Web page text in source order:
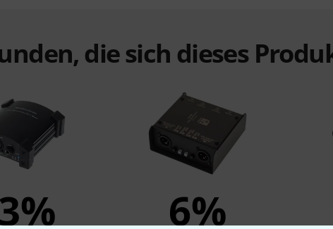
die sich dieses
6%